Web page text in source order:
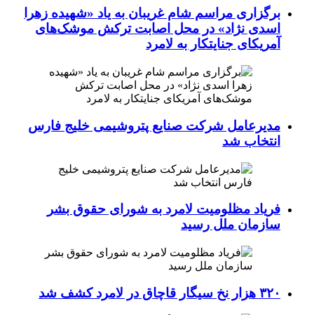
برگزاری مراسم شام غریبان به یاد «شهیده زهرا
اسدی نژاد» در محل اصابت ترکش موشک‌های
آمریکای جنایتکار به لامرد
مدیرعامل شرکت صنایع پتروشیمی خلیج فارس
انتخاب شد
فریاد مظلومیت لامرد به شورای حقوق بشر
سازمان ملل رسید
۳۲۰ هزار نخ سیگار قاچاق در لامرد کشف شد